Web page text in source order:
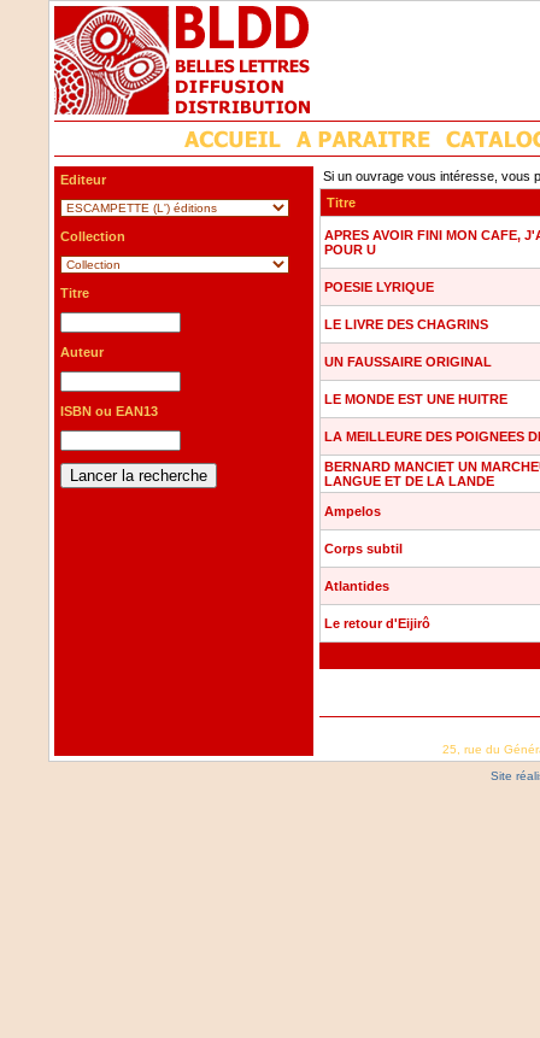
Editeur
Collection
Titre
Auteur
ISBN ou EAN13
Si un ouvrage vous intéresse, vous
Titre
APRES AVOIR FINI MON CAFE,
POUR U
POESIE LYRIQUE
LE LIVRE DES CHAGRINS
UN FAUSSAIRE ORIGINAL
LE MONDE EST UNE HUITRE
LA MEILLEURE DES POIGNEES
BERNARD MANCIET UN
LANGUE ET DE LA LANDE
Ampelos
Corps subtil
Atlantides
Le retour d'Eijirô
25, rue du
Site